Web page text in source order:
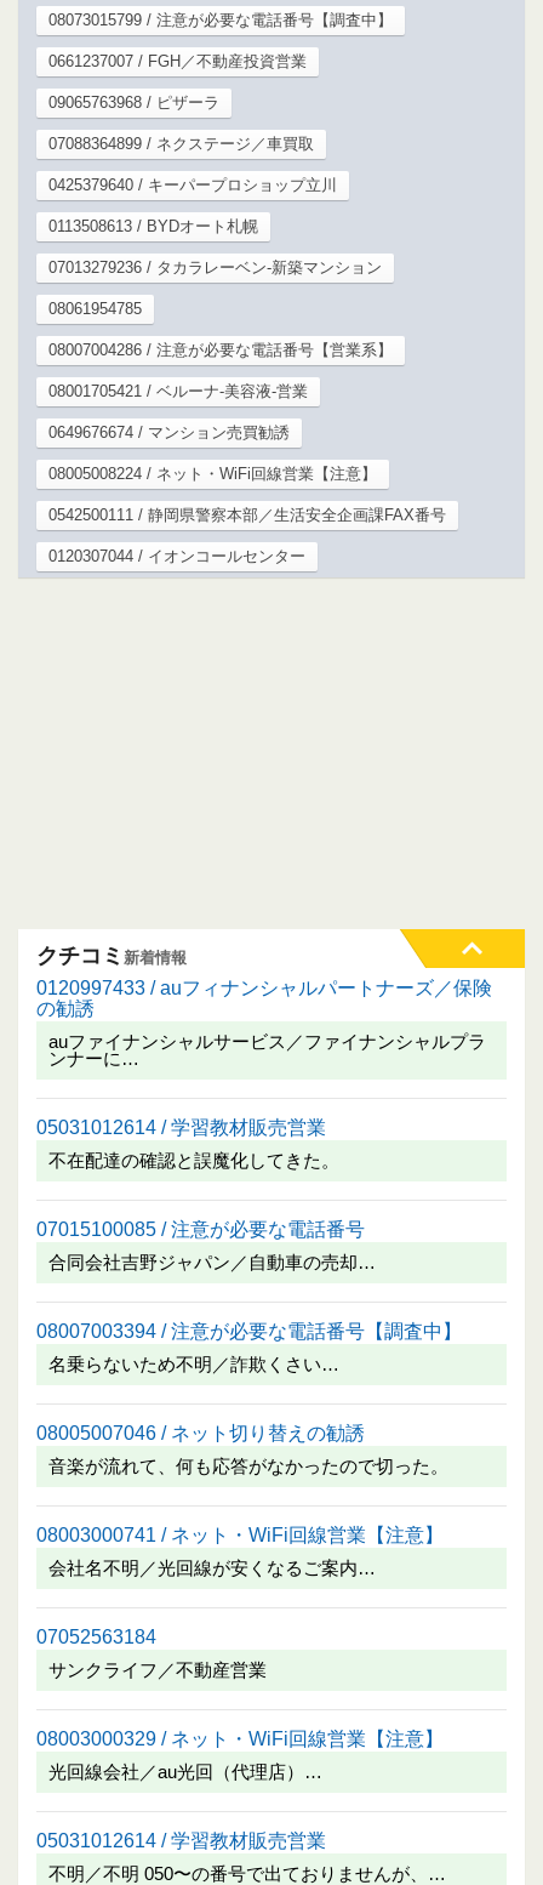
08073015799 / 注意が必要な電話番号【調査中】
0661237007 / FGH／不動産投資営業
09065763968 / ピザーラ
07088364899 / ネクステージ／車買取
0425379640 / キーパープロショップ立川
0113508613 / BYDオート札幌
07013279236 / タカラレーベン-新築マンション
08061954785
08007004286 / 注意が必要な電話番号【営業系】
08001705421 / ベルーナ-美容液-営業
0649676674 / マンション売買勧誘
08005008224 / ネット・WiFi回線営業【注意】
0542500111 / 静岡県警察本部／生活安全企画課FAX番号
0120307044 / イオンコールセンター
クチコミ 新着情報
0120997433 / auフィナンシャルパートナーズ／保険
の勧誘
auファイナンシャルサービス／ファイナンシャルプラ
ンナーに…
05031012614 / 学習教材販売営業
不在配達の確認と誤魔化してきた。
07015100085 / 注意が必要な電話番号
合同会社吉野ジャパン／自動車の売却…
08007003394 / 注意が必要な電話番号【調査中】
名乗らないため不明／詐欺くさい…
08005007046 / ネット切り替えの勧誘
音楽が流れて、何も応答がなかったので切った。
08003000741 / ネット・WiFi回線営業【注意】
会社名不明／光回線が安くなるご案内…
07052563184
サンクライフ／不動産営業
08003000329 / ネット・WiFi回線営業【注意】
光回線会社／au光回（代理店）…
05031012614 / 学習教材販売営業
不明／不明 050〜の番号で出ておりませんが、…